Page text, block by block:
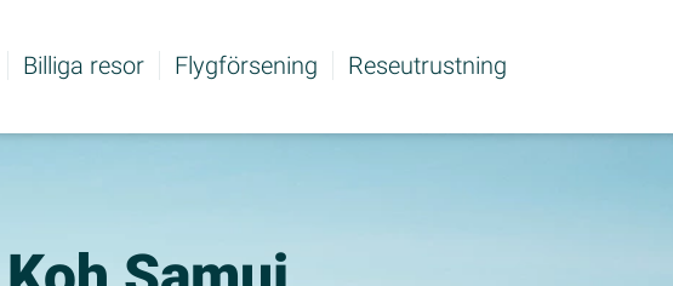
Billiga resor Flygförsening Reseutrustning